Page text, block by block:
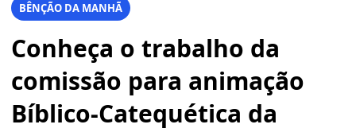
BÊNÇÃO DA MANHÃ
Conheça o trabalho da
comissão para animação
Bíblico-Catequética da